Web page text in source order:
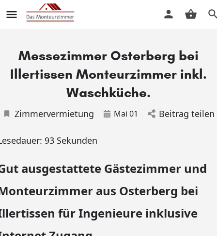
Messezimmer Osterberg bei
Illertissen Monteurzimmer inkl.
Waschküche.
Zimmervermietung Mai 01 Beitrag teilen
93 Sekunden
ausgestattete Gästezimmer und
aus Osterberg bei
für Ingenieure inklusive